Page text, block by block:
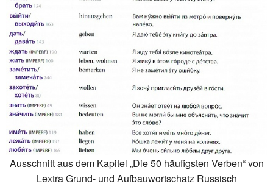
Ausschnitt aus dem Kapitel „Die 50 häufigsten Verben“ von
Lextra Grund- und Aufbauwortschatz Russisch